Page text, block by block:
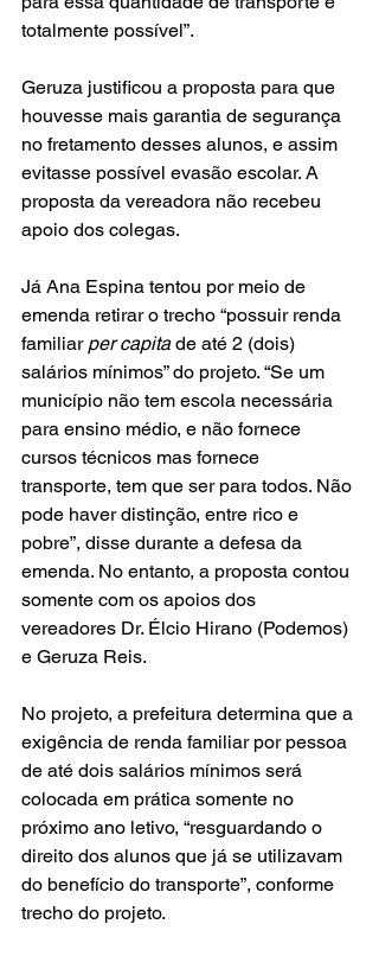
totalmente possível”.
Geruza justificou a proposta para que
houvesse mais garantia de segurança
no fretamento desses alunos, e assim
evitasse possível evasão escolar. A
proposta da vereadora não recebeu
apoio dos colegas.
Já Ana Espina tentou por meio de
emenda retirar o trecho “possuir renda
familiar per capita de até 2 (dois)
salários mínimos” do projeto. “Se um
município não tem escola necessária
para ensino médio, e não fornece
cursos técnicos mas fornece
transporte, tem que ser para todos. Não
pode haver distinção, entre rico e
pobre”, disse durante a defesa da
emenda. No entanto, a proposta contou
somente com os apoios dos
vereadores Dr. Élcio Hirano (Podemos)
e Geruza Reis.
No projeto, a prefeitura determina que a
exigência de renda familiar por pessoa
de até dois salários mínimos será
colocada em prática somente no
próximo ano letivo, “resguardando o
direito dos alunos que já se utilizavam
do benefício do transporte”, conforme
trecho do projeto.